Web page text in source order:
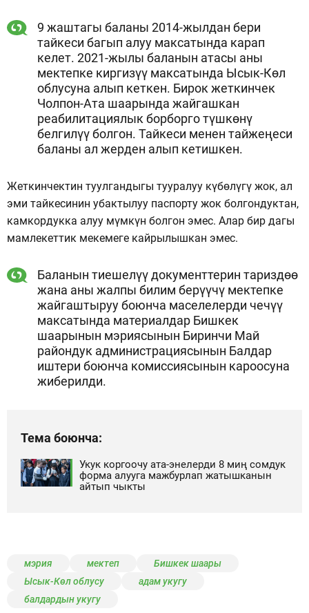
9 жаштагы баланы 2014-жылдан бери
тайкеси багып алуу максатында карап
келет. 2021-жылы баланын атасы аны
мектепке киргизүү максатында Ысык-Көл
облусуна алып кеткен. Бирок жеткинчек
Чолпон-Ата шаарында жайгашкан
реабилитациялык борборго түшкөнү
белгилүү болгон. Тайкеси менен тайжеңеси
баланы ал жерден алып кетишкен.
Жеткинчектин туулгандыгы тууралуу күбөлүгү жок, ал
эми тайкесинин убактылуу паспорту жок болгондуктан,
камкордукка алуу мүмкүн болгон эмес. Алар бир дагы
мамлекеттик мекемеге кайрылышкан эмес.
Баланын тиешелүү документтерин тариздөө
жана аны жалпы билим берүүчү мектепке
жайгаштыруу боюнча маселелерди чечүү
максатында материалдар Бишкек
шаарынын мэриясынын Биринчи Май
райондук администрациясынын Балдар
иштери боюнча комиссиясынын кароосуна
жиберилди.
Тема боюнча:
Укук коргоочу ата-энелерди 8 миң сомдук
форма алууга мажбурлап жатышканын
айтып чыкты
мэрия мектеп
Бишкек шаары
Ысык-Көл облусу
адам укугу
балдардын укугу